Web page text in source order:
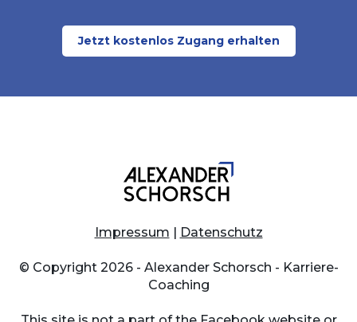
Jetzt kostenlos Zugang erhalten
Impressum Datenschutz
© Copyright 2026 - Alexander Schorsch - Karriere-
Coaching